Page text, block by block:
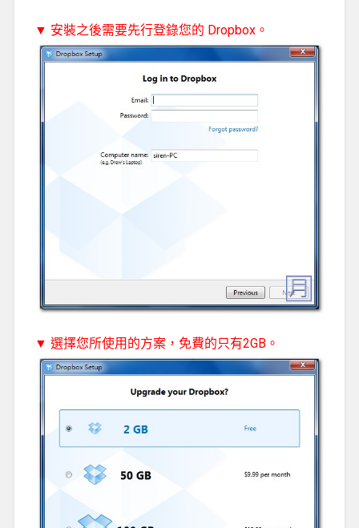
▼ 安裝之後需要先行登錄您的 Dropbox。
▼ 選擇您所使用的方案，免費的只有2GB。